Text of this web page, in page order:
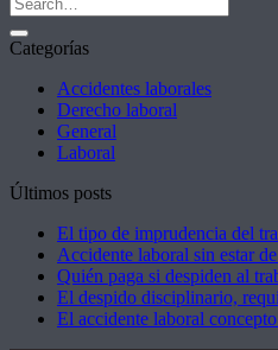
Categorías
Accidentes laborales
Derecho laboral
General
Laboral
Últimos posts
El tipo de imprudencia del
Accidente laboral sin estar
Quién paga si despiden al
El despido disciplinario,
El accidente laboral